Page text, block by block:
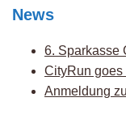
News
6. Sparkasse
CityRun goes
Anmeldung